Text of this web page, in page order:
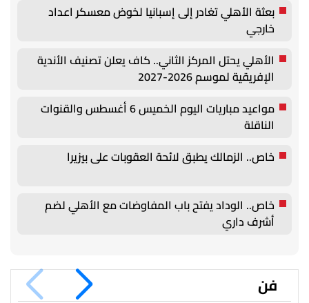
بعثة الأهلي تغادر إلى إسبانيا لخوض معسكر اعداد
خارجي
الأهلي يحتل المركز الثاني.. كاف يعلن تصنيف الأندية
الإفريقية لموسم 2026-2027
مواعيد مباريات اليوم الخميس 6 أغسطس والقنوات
الناقلة
خاص.. الزمالك يطبق لائحة العقوبات على بيزيرا
خاص.. الوداد يفتح باب المفاوضات مع الأهلي لضم
أشرف داري
فن